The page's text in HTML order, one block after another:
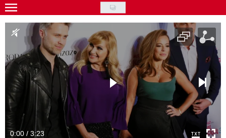
Skip
to
main
content
Gwiazdy
Ludzie
Moda
Uroda
Styl życia
Kultura
0:00 / 3:23